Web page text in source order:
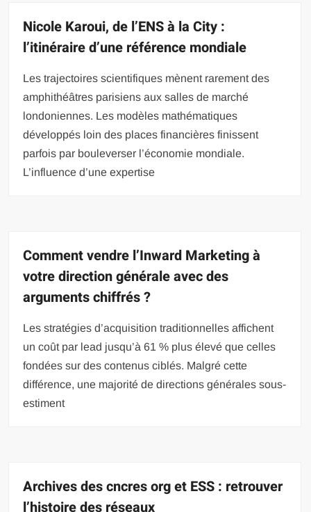
Nicole Karoui, de l’ENS à la City :
l’itinéraire d’une référence mondiale
Les trajectoires scientifiques mènent rarement des
amphithéâtres parisiens aux salles de marché
londoniennes. Les modèles mathématiques
développés loin des places financières finissent
parfois par bouleverser l’économie mondiale.
L’influence d’une expertise
Comment vendre l’Inward Marketing à
votre direction générale avec des
arguments chiffrés ?
Les stratégies d’acquisition traditionnelles affichent
un coût par lead jusqu’à 61 % plus élevé que celles
fondées sur des contenus ciblés. Malgré cette
différence, une majorité de directions générales sous-
estiment
Archives des cncres org et ESS : retrouver
l’histoire des réseaux